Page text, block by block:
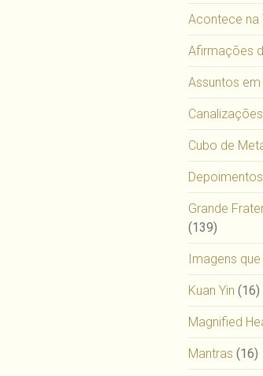
Acontece na
Afirmações
Assuntos
Canalizações
Cubo de
Depoimentos
Grande
(139)
Imagens
Kuan Yin (16)
Magnified
Mantras (16)